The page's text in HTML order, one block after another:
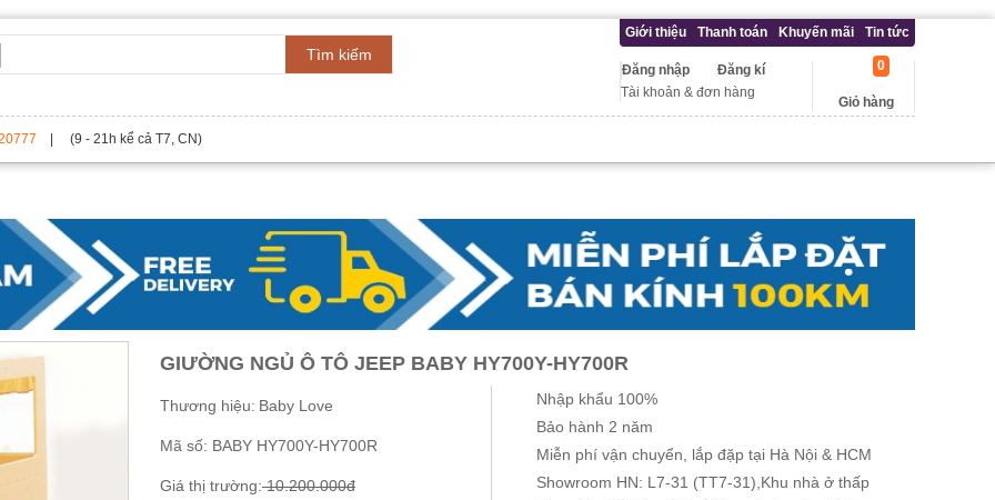
Tìm kiếm
Giới thiệu Thanh toán Khuyến mãi Tin tức
Đăng kí
Đăng nhập
Tài khoản & đơn hàng
Giỏ hàng
0
| (9 - 21h kể cả T7, CN)
GIƯỜNG NGỦ Ô TÔ JEEP BABY HY700Y-HY700R
Thương hiệu: Baby Love
Mã số: BABY HY700Y-HY700R
Giá thị trường:10.200.000đ
Nhập khẩu 100%
Bảo hành 2 năm
Miễn phí vận chuyển, lắp đặp tại Hà Nội & HCM
Showroom HN: L7-31 (TT7-31),Khu nhà ở thấp